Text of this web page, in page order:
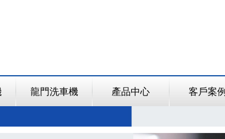
龍門洗車機 產品中心 客戶案